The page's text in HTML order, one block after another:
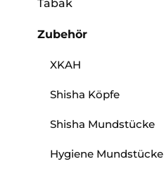
Tabak
Zubehör
XKAH
Shisha Köpfe
Shisha Mundstücke
Hygiene Mundstücke